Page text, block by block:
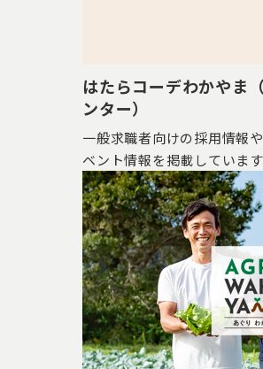
はたらコーデわかやま
ンター）
一般求職者向けの採用情報
ベント情報を掲載しています